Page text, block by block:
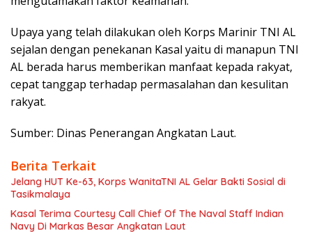
Upaya yang telah dilakukan oleh Korps Marinir TNI AL
sejalan dengan penekanan Kasal yaitu di manapun TNI
AL berada harus memberikan manfaat kepada rakyat,
cepat tanggap terhadap permasalahan dan kesulitan
rakyat.
Sumber: Dinas Penerangan Angkatan Laut.
Berita Terkait
Jelang HUT Ke-63, Korps WanitaTNI AL Gelar Bakti Sosial di
Tasikmalaya
Kasal Terima Courtesy Call Chief Of The Naval Staff Indian
Navy Di Markas Besar Angkatan Laut